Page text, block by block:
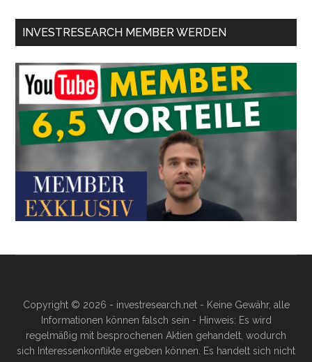
INVESTRESEARCH MEMBER WERDEN
Copyright © 2026 - investresearch.net - Keine Gewähr, alle
Informationen können falsch sein - Hinweis: Es wird
regelmäßig mit besprochenen Aktien gehandelt, wodurch
sich Interessenkonflikte ergeben können. Es handelt sich nicht